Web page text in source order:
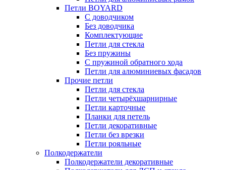
Петли BOYARD
С доводчиком
Без доводчика
Комплектующие
Петли для стекла
Без пружины
С пружиной обратного хода
Петли для алюминиевых фасадов
Прочие петли
Петли для стекла
Петли четырёхшарнирные
Петли карточные
Планки для петель
Петли декоративные
Петли без врезки
Петли рояльные
Полкодержатели
Полкодержатели декоративные